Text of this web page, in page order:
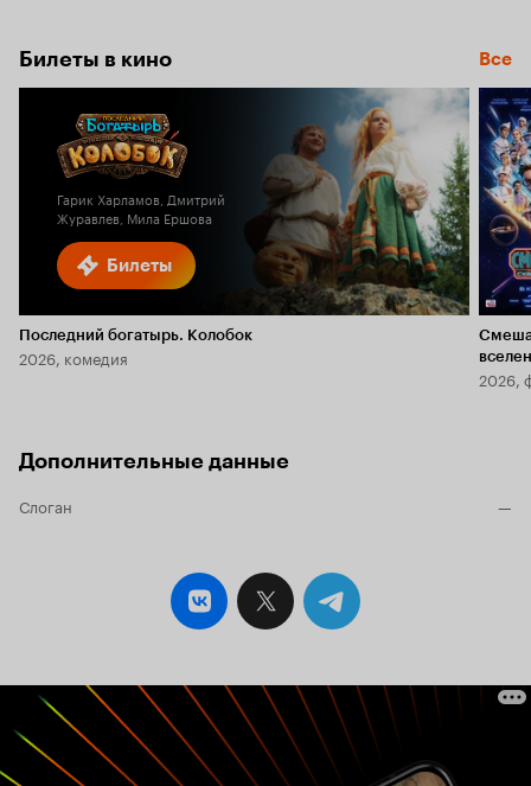
Билеты в кино Все
Билеты
Гарик Харламов, Дмитрий
Журавлев, Мила Ершова
Последний богатырь. Колобок
2026, комедия
2026,
Дополнительные данные
Слоган —